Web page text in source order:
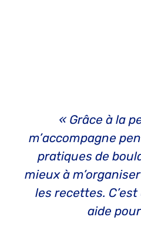
« Grâce à la
m’accompagne
pratiques de
mieux à
les recettes.
aide